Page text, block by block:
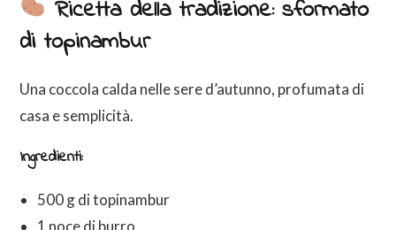
Ricetta della tradizione: sformato
di topinambur
Una coccola calda nelle sere d’autunno, profumata di
casa e semplicità.
Ingredienti:
500 g di topinambur
1 noce di burro